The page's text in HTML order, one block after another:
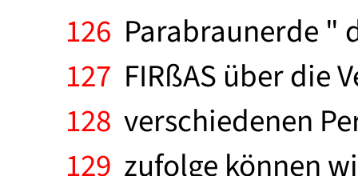
126 Parabraunerde "
127 FIRßAS über die
128 verschiedenen
129 zufolge können